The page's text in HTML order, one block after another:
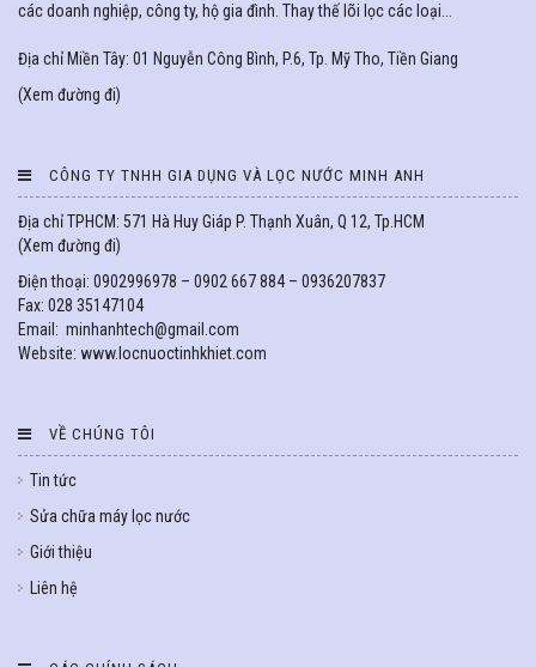
các doanh nghiệp, công ty, hộ gia đình. Thay thế lõi lọc các loại...
Địa chỉ Miền Tây: 01 Nguyễn Công Bình, P.6, Tp. Mỹ Tho, Tiền Giang
(Xem đường đi)
CÔNG TY TNHH GIA DỤNG VÀ LỌC NƯỚC MINH ANH
Địa chỉ TPHCM: 571 Hà Huy Giáp P. Thạnh Xuân, Q 12, Tp.HCM
(Xem đường đi)
Điện thoại: 0902996978 – 0902 667 884 – 0936207837
Fax: 028 35147104
Email: minhanhtech@gmail.com
Website: www.locnuoctinhkhiet.com
VỀ CHÚNG TÔI
Tin tức
Sửa chữa máy lọc nước
Giới thiệu
Liên hệ